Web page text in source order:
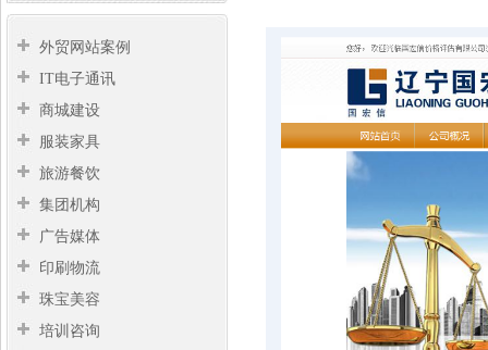
外贸网站案例
IT电子通讯
商城建设
服装家具
旅游餐饮
集团机构
广告媒体
印刷物流
珠宝美容
培训咨询